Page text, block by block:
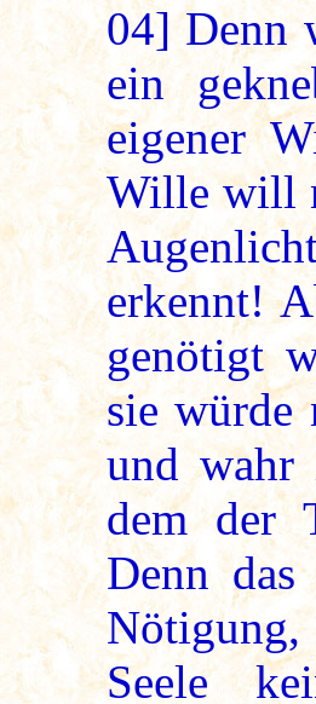
04] Denn
ein
eigener
Wille will
erkennt!
genötigt
sie würde
und wahr
dem der
Denn
Nötigung,
Seele